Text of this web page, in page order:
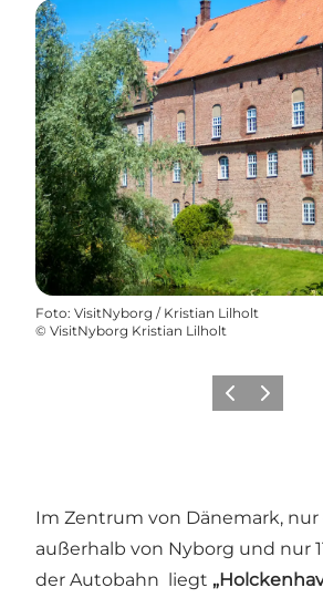
Foto: VisitNyborg / Kristian Lilholt
© VisitNyborg Kristian Lilholt
ZurückWeiter
Im Zentrum von Dänemark, nur
außerhalb von Nyborg und nur
der Autobahn liegt